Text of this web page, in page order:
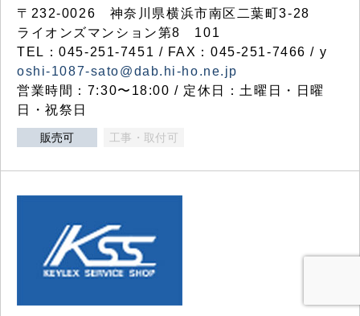
〒232-0026 神奈川県横浜市南区二葉町3-28
ライオンズマンション第8 101
TEL：045-251-7451 / FAX：045-251-7466 / y
oshi-1087-sato@dab.hi-ho.ne.jp
営業時間：7:30〜18:00 / 定休日：土曜日・日曜
日・祝祭日
販売可 工事・取付可